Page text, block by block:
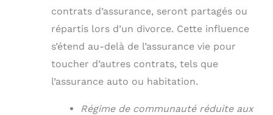
contrats d’assurance, seront partagés ou
répartis lors d’un divorce. Cette influence
s’étend au-delà de l’assurance vie pour
toucher d’autres contrats, tels que
l’assurance auto ou habitation.
Régime de communauté réduite aux